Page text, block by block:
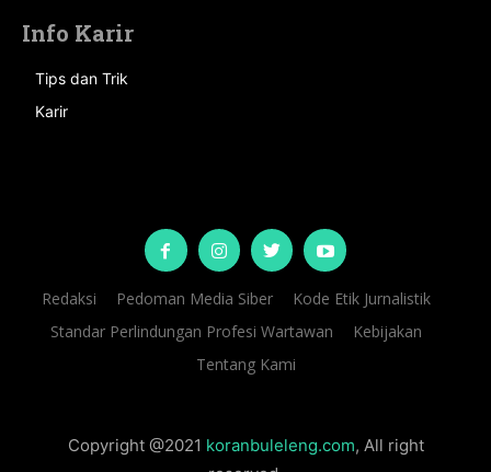
Info Karir
Tips dan Trik
Karir
Redaksi Pedoman Media Siber
Kode Etik Jurnalistik
Standar Perlindungan Profesi Wartawan
Kebijakan
Tentang Kami
Copyright @2021 koranbuleleng.com, All right